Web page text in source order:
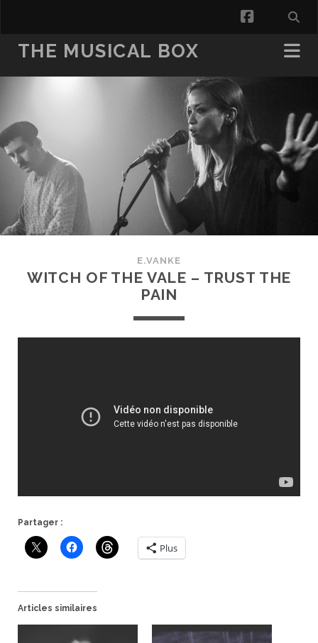
facebook
THE MUSICAL BOX
E.VANKE
WITCH OF THE VALE – TRUST THE
PAIN
Partager :
Plus
Articles similaires